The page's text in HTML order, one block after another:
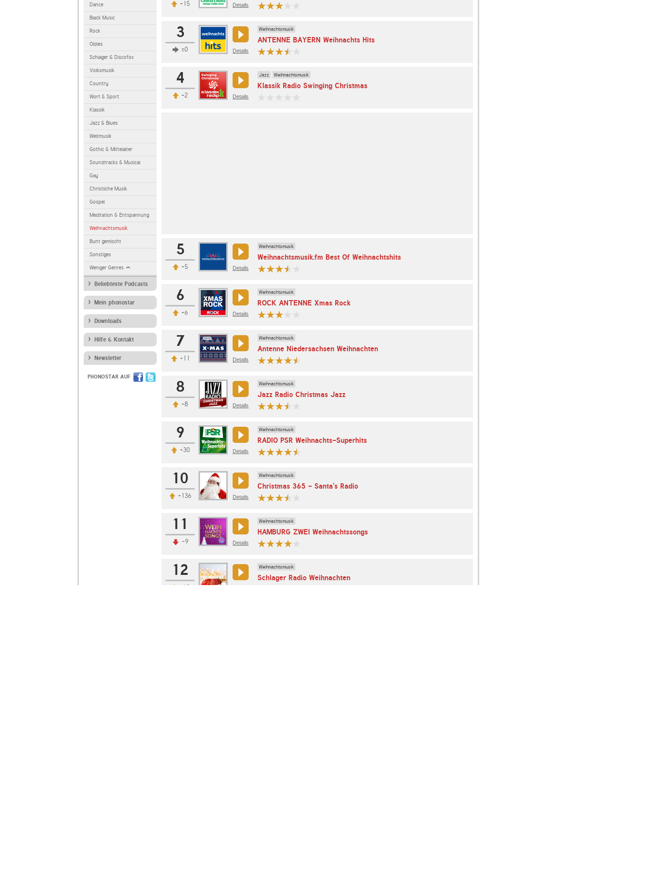
Dance
Black Music
Rock
Oldies
Schlager & Discofox
Volksmusik
Country
Wort & Sport
Klassik
Jazz & Blues
Weltmusik
Gothic & Mittelalter
Soundtracks & Musical
Gay
Christliche Musik
Gospel
Meditation & Entspannung
Weihnachtsmusik
Bunt gemischt
Sonstiges
Weniger Genres
Beliebteste Podcasts
Mein phonostar
Downloads
Hilfe & Kontakt
Newsletter
PHONOSTAR AUF
+15 Details
3
±0 Details
Weihnachtsmusik
ANTENNE BAYERN Weihnachts Hits
4
+2 Details
Jazz Weihnachtsmusik
Klassik Radio Swinging Christmas
5
+5 Details
Weihnachtsmusik
Weihnachtsmusik.fm Best Of Weihnachtshits
6
+6 Details
Weihnachtsmusik
ROCK ANTENNE Xmas Rock
7
+11 Details
Weihnachtsmusik
Antenne Niedersachsen Weihnachten
8
+8 Details
Weihnachtsmusik
Jazz Radio Christmas Jazz
9
+30 Details
Weihnachtsmusik
RADIO PSR Weihnachts-Superhits
10
+136 Details
Weihnachtsmusik
Christmas 365 - Santa's Radio
11
-9 Details
Weihnachtsmusik
HAMBURG ZWEI Weihnachtssongs
12
+12
Weihnachtsmusik
Schlager Radio Weihnachten